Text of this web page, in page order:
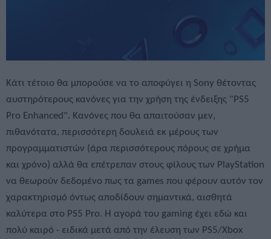
Κάτι τέτοιο θα μπορούσε να το αποφύγει η Sony θέτοντας
αυστηρότερους κανόνες για την χρήση της ένδειξης "PS5
Pro Enhanced". Κανόνες που θα απαιτούσαν μεν,
πιθανότατα, περισσότερη δουλειά εκ μέρους των
προγραμματιστών (άρα περισσότερους πόρους σε χρήμα
και χρόνο) αλλά θα επέτρεπαν στους φίλους των PlayStation
να θεωρούν δεδομένο πως τα games που φέρουν αυτόν τον
χαρακτηρισμό όντως αποδίδουν σημαντικά, αισθητά
καλύτερα στο PS5 Pro. Η αγορά του gaming έχει εδώ και
πολύ καιρό - ειδικά μετά από την έλευση των PS5/Xbox